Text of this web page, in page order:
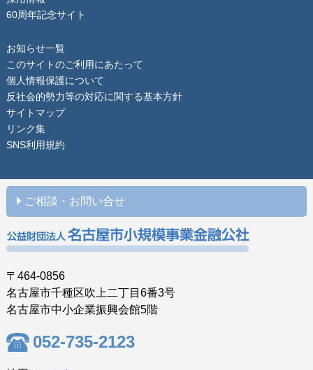
60周年記念サイト
お知らせ一覧
このサイトのご利用にあたって
個人情報保護について
反社会的勢力等の対応に関する基本方針
サイトマップ
リンク集
SNS利用規約
ご相談・お問い合せ
〒464-0856
名古屋市千種区吹上二丁目6番3号
名古屋市中小企業振興会館5階
052-735-2123